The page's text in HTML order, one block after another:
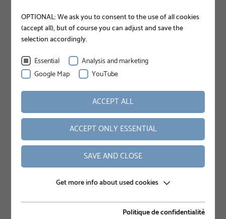
Vis à tête fraisée E76-100
Numéro d'article A0718
Vis hexagonale M12x60 8.8
Numéro d'article A0847
OPTIONAL: We ask you to consent to the use of all cookies
(accept all), but of course you can adjust and save the
selection accordingly.
Essential
Analysis and marketing
Google Map
YouTube
ACCEPT ALL
ACCEPT ONLY ESSENTIAL
SAVE AND CLOSE
Get more info about used cookies
Politique de confidentialité